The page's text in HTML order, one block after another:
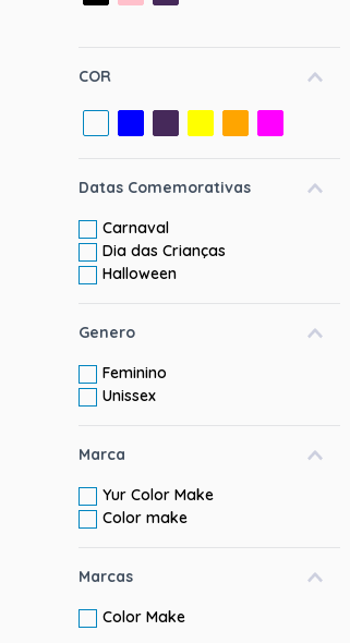
COR
Datas Comemorativas
Carnaval
Dia das Crianças
Halloween
Genero
Feminino
Unissex
Marca
Yur Color Make
Color make
Marcas
Color Make